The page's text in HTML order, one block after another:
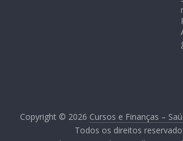
Copyright © 2026 Cursos e Finanças –
Todos os direitos